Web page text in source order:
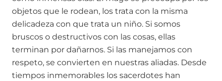
objetos que le rodean, los trata con la misma
delicadeza con que trata un niño. Si somos
bruscos o destructivos con las cosas, ellas
terminan por dañarnos. Si las manejamos con
respeto, se convierten en nuestras aliadas. Desde
tiempos inmemorables los sacerdotes han